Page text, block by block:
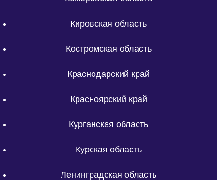
Кировская область
Костромская область
Краснодарский край
Красноярский край
Курганская область
Курская область
Ленинградская область